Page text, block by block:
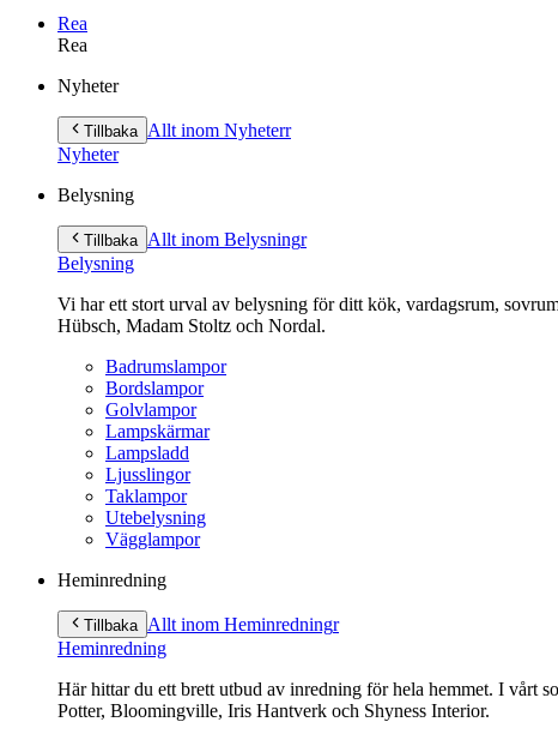
Rea
Rea
innehåll
Nyheter
Tillbaka Allt inom Nyheterr
Nyheter
Belysning
Tillbaka Allt inom Belysningr
Belysning
Vi har ett stort urval av belysning för ditt kök, vardagsrum,
Hübsch, Madam Stoltz och Nordal.
Badrumslampor
Bordslampor
Golvlampor
Lampskärmar
Lampsladd
Ljusslingor
Taklampor
Utebelysning
Vägglampor
Heminredning
Tillbaka Allt inom Heminredningr
Heminredning
Här hittar du ett brett utbud av inredning för hela hemmet. I vårt
Potter, Bloomingville, Iris Hantverk och Shyness Interior.